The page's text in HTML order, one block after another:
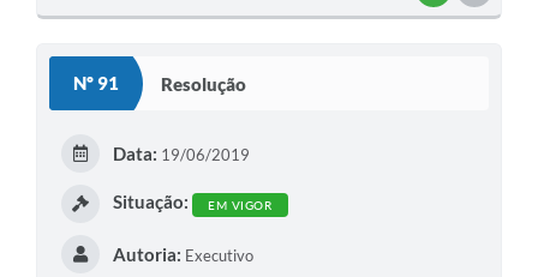
Nº 91 Resolução
Data: 19/06/2019
Situação: EM VIGOR
Autoria: Executivo